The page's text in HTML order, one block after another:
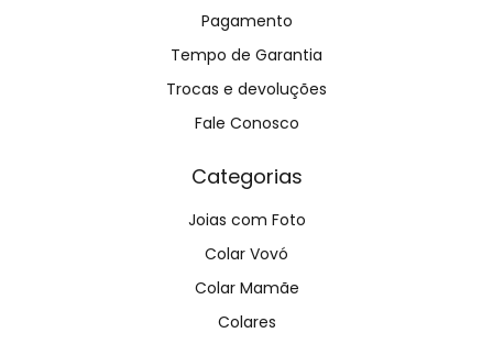
Pagamento
Tempo de Garantia
Trocas e devoluções
Fale Conosco
Categorias
Joias com Foto
Colar Vovó
Colar Mamãe
Colares